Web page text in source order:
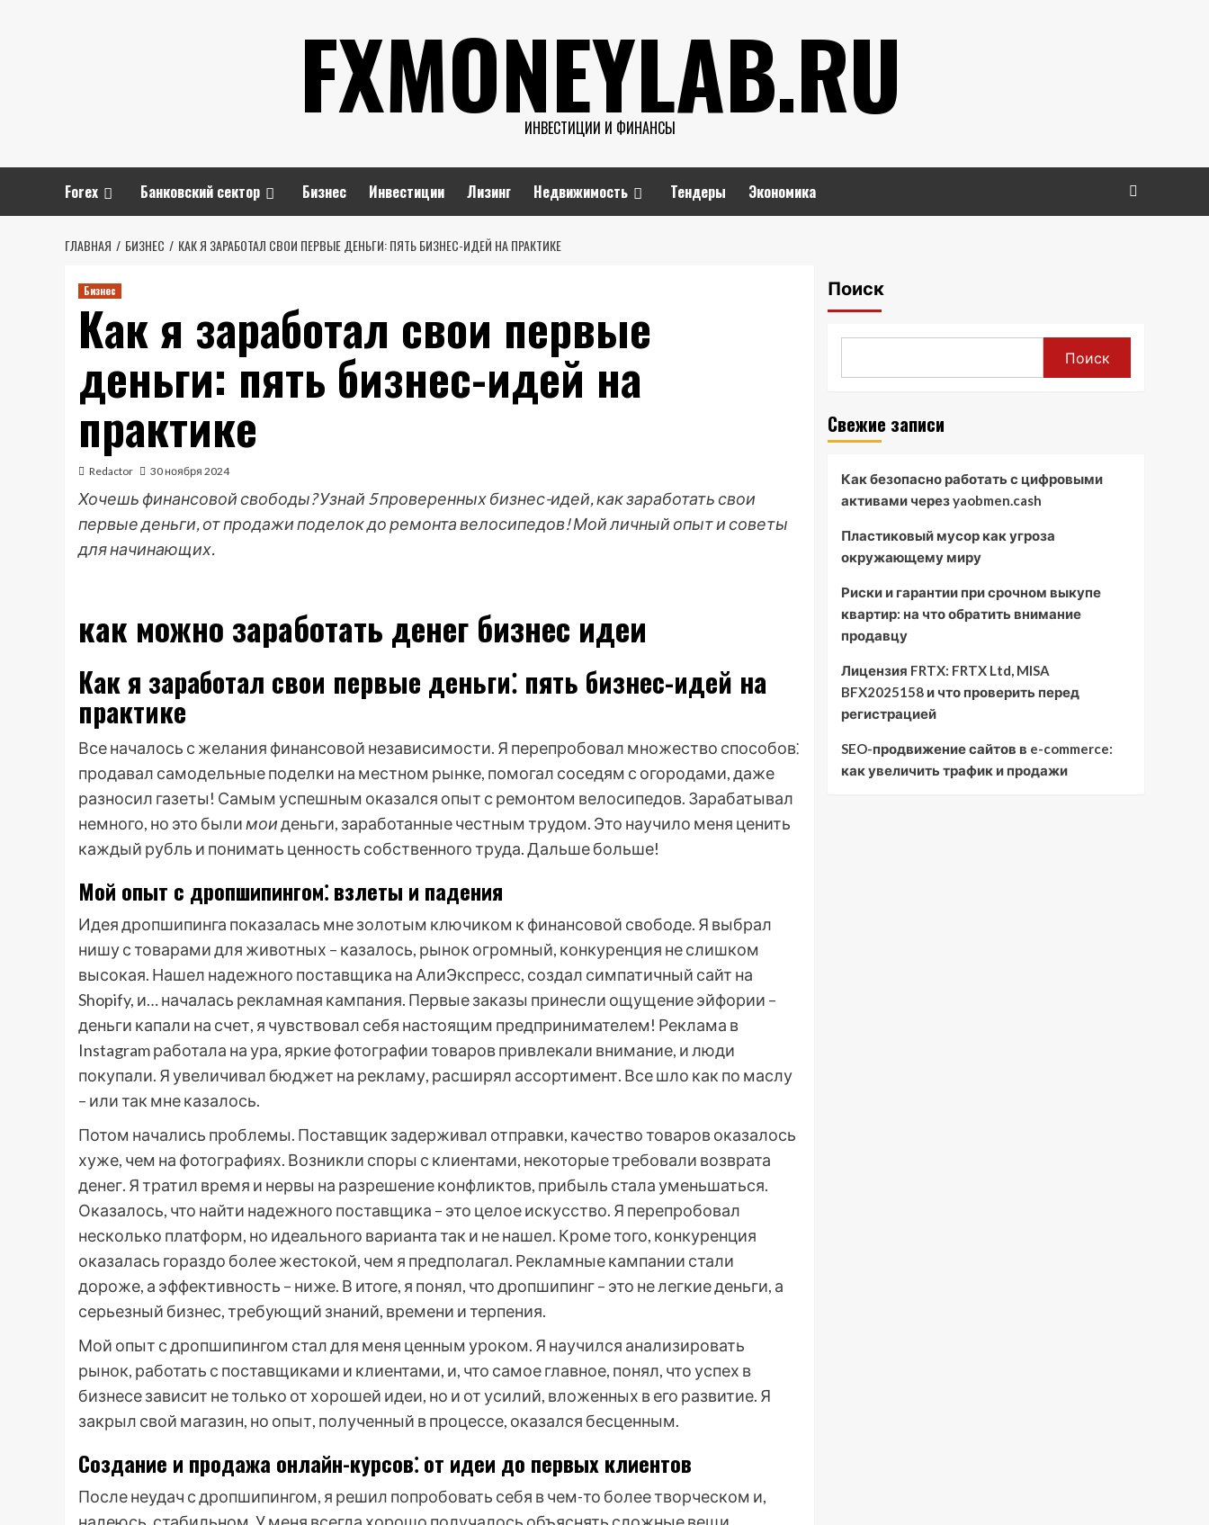
FXMONEYLAB.RU
ИНВЕСТИЦИИ И ФИНАНСЫ
Forex Банковский сектор Бизнес Инвестиции Лизинг Недвижимость Тендеры Экономика
ГЛАВНАЯ БИЗНЕС КАК Я ЗАРАБОТАЛ СВОИ ПЕРВЫЕ ДЕНЬГИ: ПЯТЬ БИЗНЕС-ИДЕЙ НА ПРАКТИКЕ
Бизнес
Как я заработал свои первые
деньги: пять бизнес-идей на
практике
Redactor 30 ноября 2024
Хочешь финансовой свободы? Узнай 5 проверенных бизнес-идей, как заработать свои
первые деньги, от продажи поделок до ремонта велосипедов! Мой личный опыт и советы
для начинающих.
как можно заработать денег бизнес идеи
Как я заработал свои первые деньги⁚ пять бизнес-идей на
практике
Все началось с желания финансовой независимости. Я перепробовал множество способов⁚
продавал самодельные поделки на местном рынке, помогал соседям с огородами, даже
разносил газеты! Самым успешным оказался опыт с ремонтом велосипедов. Зарабатывал
немного, но это былимоиденьги, заработанные честным трудом. Это научило меня ценить
каждый рубль и понимать ценность собственного труда. Дальше больше!
Мой опыт с дропшипингом⁚ взлеты и падения
Идея дропшипинга показалась мне золотым ключиком к финансовой свободе. Я выбрал
нишу с товарами для животных – казалось, рынок огромный, конкуренция не слишком
высокая. Нашел надежного поставщика на АлиЭкспресс, создал симпатичный сайт на
Shopify, и… началась рекламная кампания. Первые заказы принесли ощущение эйфории –
деньги капали на счет, я чувствовал себя настоящим предпринимателем! Реклама в
Instagram работала на ура, яркие фотографии товаров привлекали внимание, и люди
покупали. Я увеличивал бюджет на рекламу, расширял ассортимент. Все шло как по маслу
– или так мне казалось.
Потом начались проблемы. Поставщик задерживал отправки, качество товаров оказалось
хуже, чем на фотографиях. Возникли споры с клиентами, некоторые требовали возврата
денег. Я тратил время и нервы на разрешение конфликтов, прибыль стала уменьшаться.
Оказалось, что найти надежного поставщика – это целое искусство. Я перепробовал
несколько платформ, но идеального варианта так и не нашел. Кроме того, конкуренция
оказалась гораздо более жестокой, чем я предполагал. Рекламные кампании стали
дороже, а эффективность – ниже. В итоге, я понял, что дропшипинг – это не легкие деньги, а
серьезный бизнес, требующий знаний, времени и терпения.
Мой опыт с дропшипингом стал для меня ценным уроком. Я научился анализировать
рынок, работать с поставщиками и клиентами, и, что самое главное, понял, что успех в
бизнесе зависит не только от хорошей идеи, но и от усилий, вложенных в его развитие. Я
закрыл свой магазин, но опыт, полученный в процессе, оказался бесценным.
Создание и продажа онлайн-курсов⁚ от идеи до первых клиентов
После неудач с дропшипингом, я решил попробовать себя в чем-то более творческом и,
Поиск
Поиск
Свежие записи
Как безопасно работать с цифровыми
активами через yaobmen.cash
Пластиковый мусор как угроза
окружающему миру
Риски и гарантии при срочном выкупе
квартир: на что обратить внимание
продавцу
Лицензия FRTX: FRTX Ltd, MISA
BFX2025158 и что проверить перед
регистрацией
SEO-продвижение сайтов в e-commerce:
как увеличить трафик и продажи